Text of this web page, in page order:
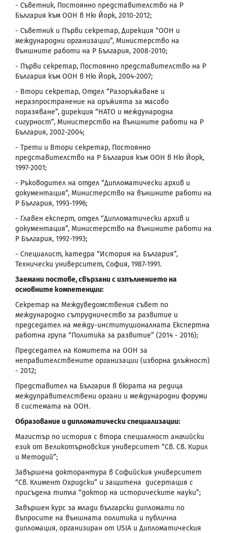
- Съветник, Постоянно представителство на Р
България към ООН в Ню Йорк, 2010-2012;
- Съветник и Първи секретар, Дирекция “ООН и
международни организации”, Министерство на
външните работи на Р България, 2008-2010;
- Първи секретар, Постоянно представителство на Р
България към ООН в Ню Йорк, 2004-2007;
- Втори секретар, Отдел “Разоръжаване и
неразпространение на оръжията за масово
поразяване”, дирекция “НАТО и международна
сигурност”, Министерство на външните работи на Р
България, 2002-2004;
- Трети и Втори секретар, Постоянно
представителство на Р България към ООН в Ню Йорк,
1997-2001;
- Ръководител на отдел “Дипломатически архив и
документация”, Министерство на външните работи на
Р България, 1993-1996;
- Главен експерт, отдел “Дипломатически архив и
документация”, Министерство на външните работи на
Р България, 1992-1993;
- Специалист, катедра “История на България”,
Технически университет, София, 1987-1991.
Заемани постове, свързани с изпълнението на
основните компетенции:
Секретар на Междуведомствения съвет по
международно сътрудничество за развитие и
председател на между-институционалната Експертна
работна група “Политика за развитие” (2014 - 2016);
Председател на Комитета на ООН за
неправителствените организации (изборна длъжност)
- 2012;
Представител на България в бюрата на редица
междуправителствени органи и международни форуми
в системата на ООН.
Образование и дипломатически специализации:
Магистър по история с втора специалност английски
език от Великотърновския университет “Св. Св. Кирил
и Методий”;
Завършена докторантура в Софийския университет
“Св. Климент Охридски” и защитена дисертация с
присъдена титла “доктор на историческите науки”;
Завършен курс за млади български дипломати по
въпросите на външната политика и публична
дипломация, организиран от USIA и Дипломатическия